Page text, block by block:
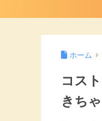
ホーム
コス
きち